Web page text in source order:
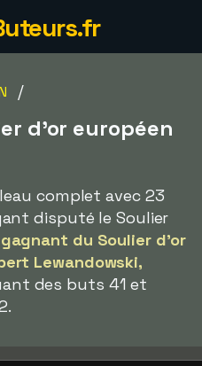
/
d'or européen
complet avec 23
disputé le Soulier
du Soulier d'or
Lewandowski,
des buts 41 et